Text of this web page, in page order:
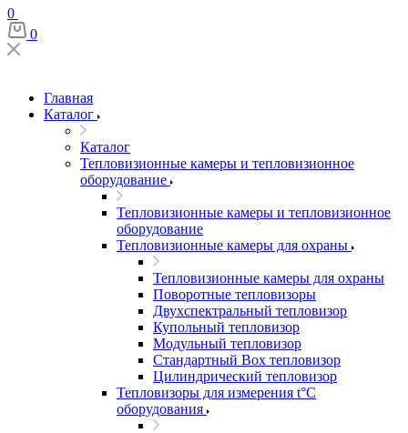
0
0
Главная
Каталог
Каталог
Тепловизионные камеры и тепловизионное
оборудование
Тепловизионные камеры и тепловизионное
оборудование
Тепловизионные камеры для охраны
Тепловизионные камеры для охраны
Поворотные тепловизоры
Двухспектральный тепловизор
Купольный тепловизор
Модульный тепловизор
Стандартный Box тепловизор
Цилиндрический тепловизор
Тепловизоры для измерения t°С
оборудования